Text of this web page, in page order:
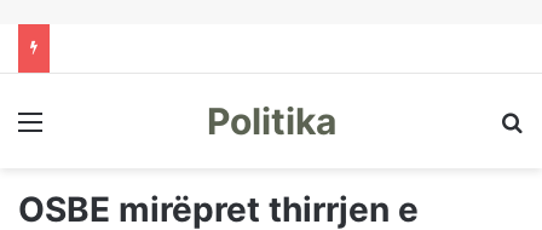
Menu Politika
OSBE mirëpret thirrjen e